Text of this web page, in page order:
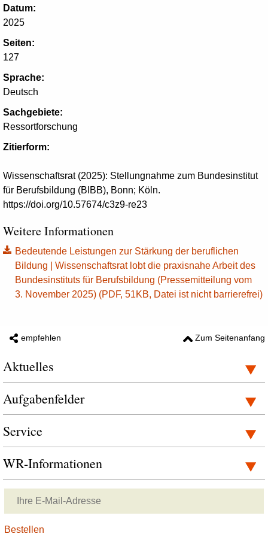
Datum:
2025
Seiten:
127
Sprache:
Deutsch
Sachgebiete:
Ressortforschung
Zitierform:
Wissenschaftsrat (2025): Stellungnahme zum Bundesinstitut
für Berufsbildung (BIBB), Bonn; Köln.
https://doi.org/10.57674/c3z9-re23
Weitere Informationen
Bedeutende Leistungen zur Stärkung der beruflichen
Bildung | Wissenschaftsrat lobt die praxisnahe Arbeit des
Bundesinstituts für Berufsbildung (Pressemitteilung vom
3. November 2025) (PDF, 51KB, Datei ist nicht barrierefrei)
empfehlen Zum Seitenanfang
Aktuelles
Aufgabenfelder
Service
WR-Informationen